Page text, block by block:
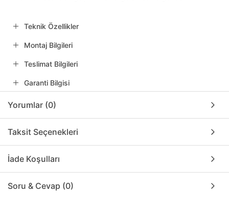
Teknik Özellikler
Montaj Bilgileri
Teslimat Bilgileri
Garanti Bilgisi
Yorumlar (0)
Taksit Seçenekleri
İade Koşulları
Soru & Cevap (0)